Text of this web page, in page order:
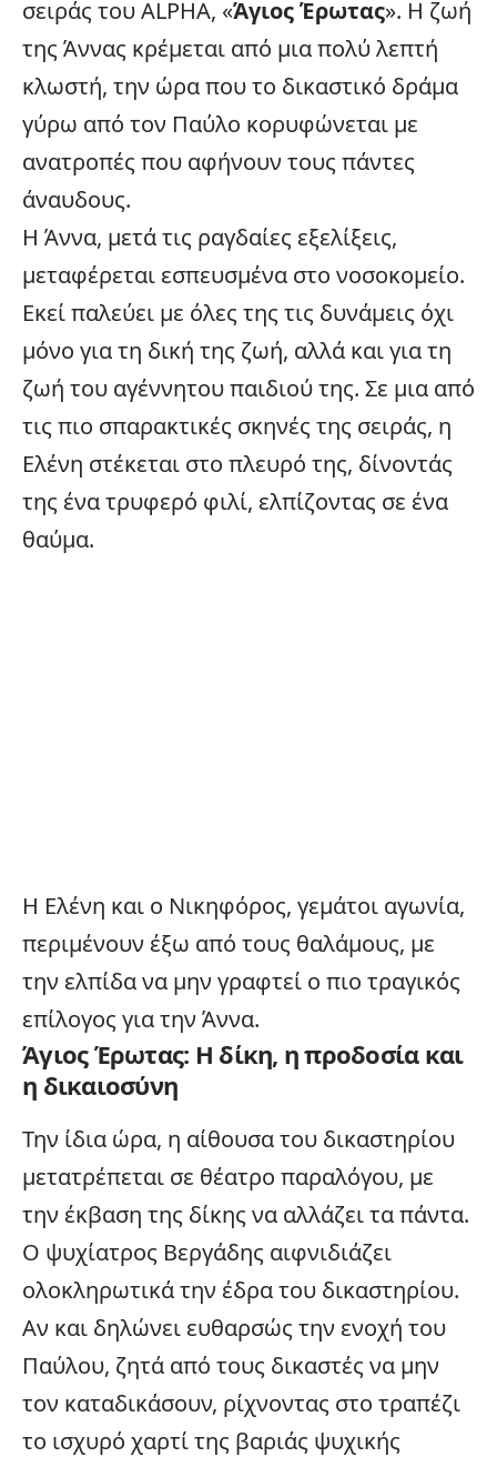
σειράς του ALPHA, «Άγιος Έρωτας». Η ζωή
της Άννας κρέμεται από μια πολύ λεπτή
κλωστή, την ώρα που το δικαστικό δράμα
γύρω από τον Παύλο κορυφώνεται με
ανατροπές που αφήνουν τους πάντες
άναυδους.
Η Άννα, μετά τις ραγδαίες εξελίξεις,
μεταφέρεται εσπευσμένα στο νοσοκομείο.
Εκεί παλεύει με όλες της τις δυνάμεις όχι
μόνο για τη δική της ζωή, αλλά και για τη
ζωή του αγέννητου παιδιού της. Σε μια από
τις πιο σπαρακτικές σκηνές της σειράς, η
Ελένη στέκεται στο πλευρό της, δίνοντάς
της ένα τρυφερό φιλί, ελπίζοντας σε ένα
θαύμα.
Η Ελένη και ο Νικηφόρος, γεμάτοι αγωνία,
περιμένουν έξω από τους θαλάμους, με
την ελπίδα να μην γραφτεί ο πιο τραγικός
επίλογος για την Άννα.
Άγιος Έρωτας: Η δίκη, η προδοσία και
η δικαιοσύνη
Την ίδια ώρα, η αίθουσα του δικαστηρίου
μετατρέπεται σε θέατρο παραλόγου, με
την έκβαση της δίκης να αλλάζει τα πάντα.
Ο ψυχίατρος Βεργάδης αιφνιδιάζει
ολοκληρωτικά την έδρα του δικαστηρίου.
Αν και δηλώνει ευθαρσώς την ενοχή του
Παύλου, ζητά από τους δικαστές να μην
τον καταδικάσουν, ρίχνοντας στο τραπέζι
το ισχυρό χαρτί της βαριάς ψυχικής